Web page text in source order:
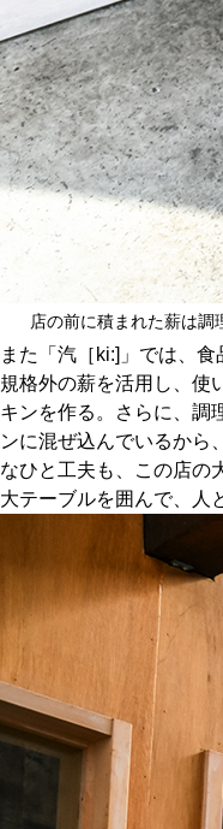
店の前に積まれた薪は調
また「汽［ki:]」では、食
規格外の薪を活用し、使
キンを作る。さらに、調
ンに混ぜ込んでいるから
なひと工夫も、この店の
大テーブルを囲んで、人